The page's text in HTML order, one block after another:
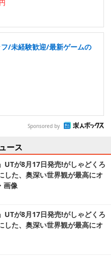
/未経験歓迎/最新ゲームの
Sponsored by
ース
UTが8月17日発売!がしゃどくろ
した、奥深い世界観が最高にオ
画像
UTが8月17日発売!がしゃどくろ
した、奥深い世界観が最高にオ